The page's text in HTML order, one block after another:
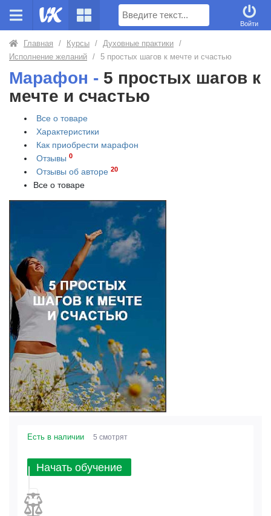
Поиск
Войти
Главная / Курсы / Духовные практики /
Исполнение желаний / 5 простых шагов к мечте и счастью
Марафон - 5 простых шагов к
мечте и счастью
Все о товаре
Характеристики
Как приобрести марафон
Отзывы 0
Отзывы об авторе 20
Все о товаре
Есть в наличии 5 смотрят
Начать обучение